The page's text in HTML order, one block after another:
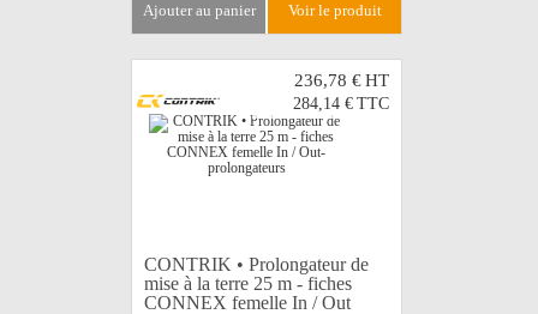
ajouter au panier voir le produit
236,78 €HT
284,14 € TTC
CONTRIK • Prolongateur de
mise à la terre 25 m - fiches
CONNEX femelle In / Out